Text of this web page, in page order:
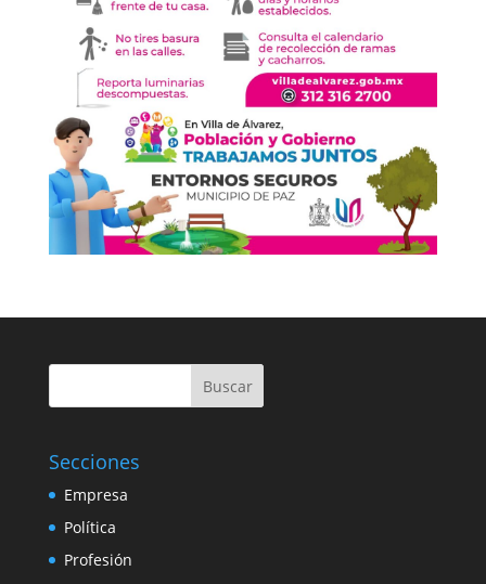
Buscar
Secciones
Empresa
Política
Profesión